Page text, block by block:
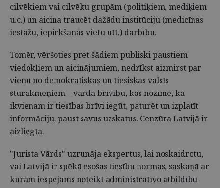
cilvēkiem vai cilvēku grupām (politiķiem, mediķiem
u.c.) un aicina traucēt dažādu institūciju (medicīnas
iestāžu, iepirkšanās vietu utt.) darbību.
Tomēr, vēršoties pret šādiem publiski paustiem
viedokļiem un aicinājumiem, nedrīkst aizmirst par
vienu no demokrātiskas un tiesiskas valsts
stūrakmeņiem – vārda brīvību, kas nozīmē, ka
ikvienam ir tiesības brīvi iegūt, paturēt un izplatīt
informāciju, paust savus uzskatus. Cenzūra Latvijā ir
aizliegta.
"Jurista Vārds" uzrunāja ekspertus, lai noskaidrotu,
vai Latvijā ir spēkā esošas tiesību normas, saskaņā ar
kurām iespējams noteikt administratīvo atbildību